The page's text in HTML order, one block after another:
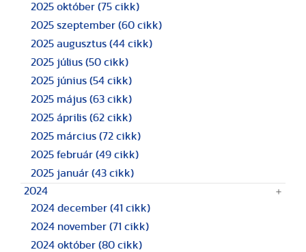
2025 október (75 cikk)
2025 szeptember (60 cikk)
2025 augusztus (44 cikk)
2025 július (50 cikk)
2025 június (54 cikk)
2025 május (63 cikk)
2025 április (62 cikk)
2025 március (72 cikk)
2025 február (49 cikk)
2025 január (43 cikk)
2024
2024 december (41 cikk)
2024 november (71 cikk)
2024 október (80 cikk)